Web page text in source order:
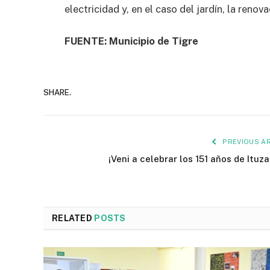
electricidad y, en el caso del jardín, la
FUENTE: Municipio de Tigre
SHARE.
PREVIOUS
¡Veni a celebrar los 151 años de
RELATED POSTS